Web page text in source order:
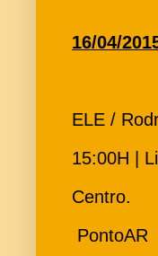
16/04/
ELE /
15:00H |
Centro.
PontoAR